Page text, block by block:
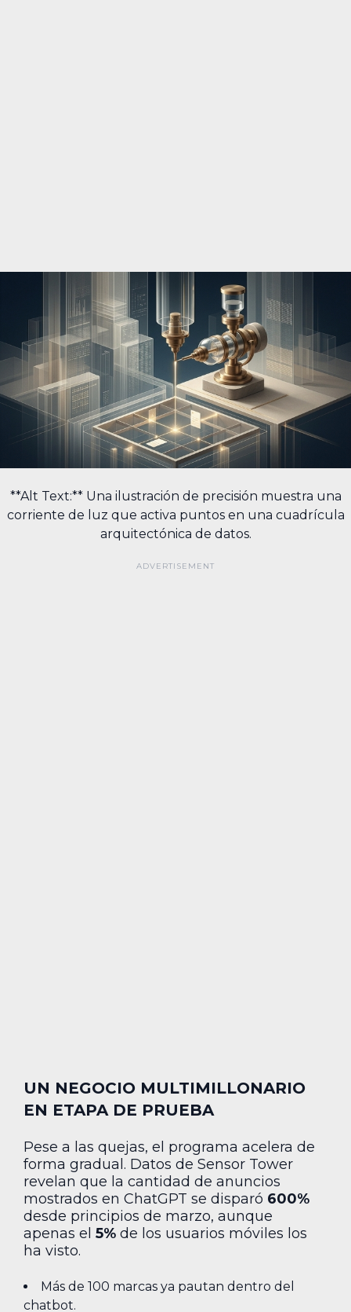
**Alt Text:** Una ilustración de precisión muestra una
corriente de luz que activa puntos en una cuadrícula
arquitectónica de datos.
UN NEGOCIO MULTIMILLONARIO
EN ETAPA DE PRUEBA
Pese a las quejas, el programa acelera de
forma gradual. Datos de Sensor Tower
revelan que la cantidad de anuncios
mostrados en ChatGPT se disparó 600%
desde principios de marzo, aunque
apenas el 5% de los usuarios móviles los
ha visto.
Más de 100 marcas ya pautan dentro del
chatbot.